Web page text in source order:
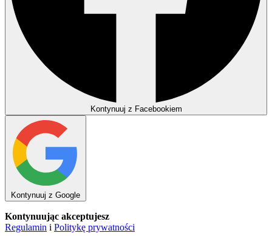
Kontynuuj z Facebookiem
Kontynuuj z Google
Kontynuując akceptujesz
Regulamin i Politykę prywatności